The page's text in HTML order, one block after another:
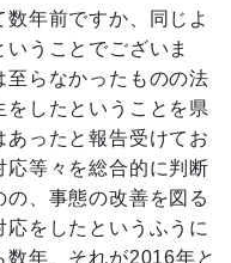
年前ですか、同じよ
うことでございま
らなかったものの法
をしたということを県
あったと報告受けてお
応等々を総合的に判断
、事態の改善を図る
をしたというふうに
年、それが2016年と